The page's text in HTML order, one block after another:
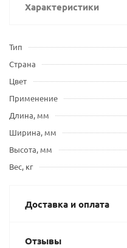
Характеристики
Тип
Страна
Цвет
Применение
Длина, мм
Ширина, мм
Высота, мм
Вес, кг
Доставка и оплата
Отзывы